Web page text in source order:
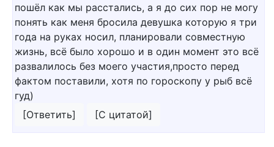
пошёл как мы расстались, а я до сих пор не могу
понять как меня бросила девушка которую я три
года на руках носил, планировали совместную
жизнь, всё было хорошо и в один момент это всё
развалилось без моего участия,просто перед
фактом поставили, хотя по гороскопу у рыб всё
гуд)
[Ответить]
[С цитатой]